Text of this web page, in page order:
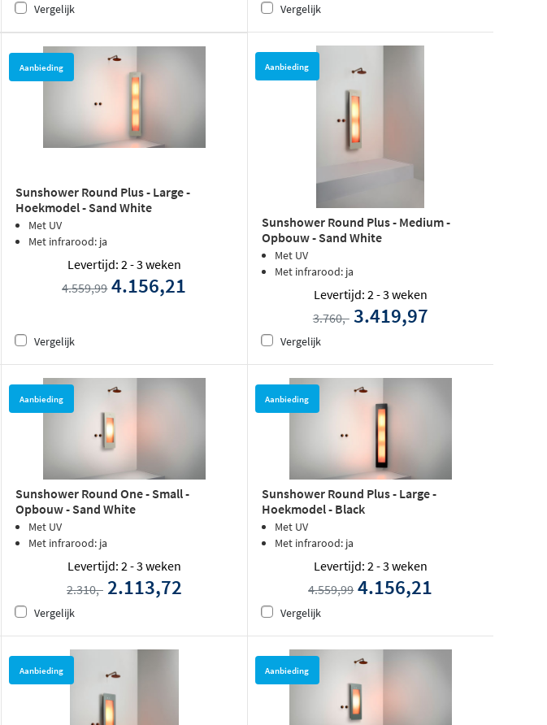
Vergelijk Vergelijk
Aanbieding
Sunshower Round Plus - Large -
Hoekmodel - Sand White
Met UV
Met infrarood: ja
Levertijd: 2 - 3 weken
4.559,99 4.156,21
Vergelijk
Aanbieding
Sunshower Round Plus - Medium -
Opbouw - Sand White
Met UV
Met infrarood: ja
Levertijd: 2 - 3 weken
3.760,- 3.419,97
Vergelijk
Aanbieding
Sunshower Round One - Small -
Opbouw - Sand White
Met UV
Met infrarood: ja
Levertijd: 2 - 3 weken
2.310,- 2.113,72
Vergelijk
Aanbieding
Sunshower Round Plus - Large -
Hoekmodel - Black
Met UV
Met infrarood: ja
Levertijd: 2 - 3 weken
4.559,99 4.156,21
Vergelijk
Aanbieding Aanbieding